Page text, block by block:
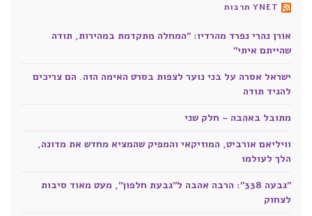
YNET תרבות
אורן נהרי נפרד מהרדיו: "המחלה מתקדמת במהירות, תודה
שהייתם איתי"
ישראל אסרה על בני נוער לצפות בסרט האימה הזה. הם צריכים
להגיד תודה
מתובל באהבה - חלק שני
וויליאם אורביט, המוזיקאי והמפיק שהמציא מחדש את מדונה,
הלך לעולמו
"גבעה 338": הרבה אהבה ל"גבעת חלפון", מעט מאוד סיבות
לצחוק